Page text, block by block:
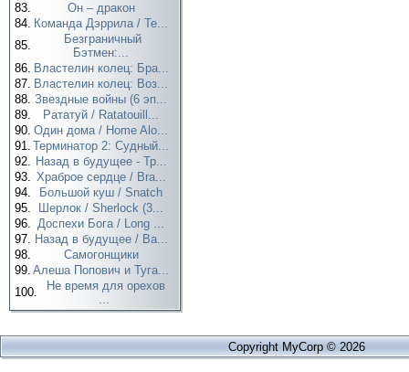
83.
Он – дракон
84. Команда Дэррила / Te...
85.
Безграничный
Бэтмен:...
86. Властелин колец: Бра...
87. Властелин колец: Воз...
88. Звездные войны (6 эп...
89.
Рататуй / Ratatouill...
90. Один дома / Home Alo...
91. Терминатор 2: Судный...
92. Назад в будущее - Тр...
93. Храброе сердце / Bra...
94.
Большой куш / Snatch
95.
Шерлок / Sherlock (3...
96. Доспехи Бога / Long ...
97. Назад в будущее / Ba...
98.
Самогонщики
99. Алеша Попович и Туга...
100.
Не время для орехов
...
Copyright MyCorp © 2026